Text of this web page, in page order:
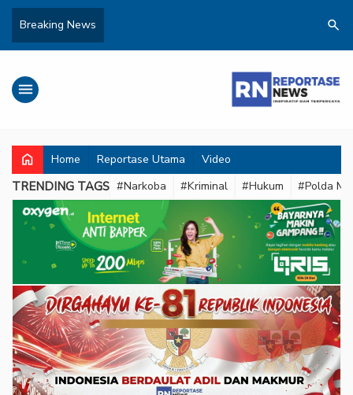
Breaking News search
menu
home Home Reportase Utama Video
TRENDING TAGS #Narkoba #Kriminal #Hukum #Polda